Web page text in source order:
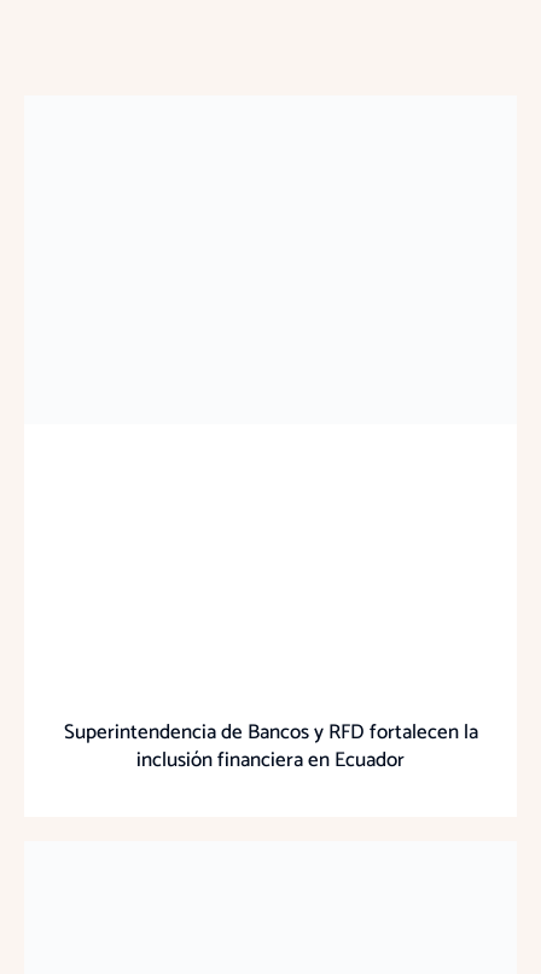
Superintendencia de Bancos y RFD fortalecen la
inclusión financiera en Ecuador